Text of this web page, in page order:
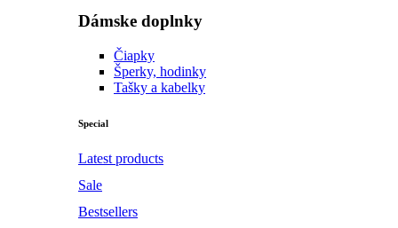
Dámske doplnky
Čiapky
Šperky, hodinky
Tašky a kabelky
Special
Latest products
Sale
Bestsellers